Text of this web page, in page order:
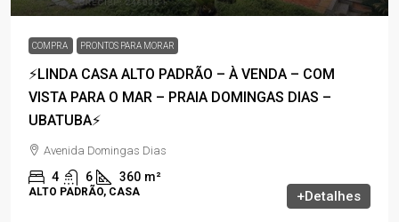
COMPRA PRONTOS PARA MORAR
⚡LINDA CASA ALTO PADRÃO – À VENDA – COM
VISTA PARA O MAR – PRAIA DOMINGAS DIAS –
UBATUBA⚡
Avenida Domingas Dias
4 6 360 m²
ALTO PADRÃO, CASA +Detalhes